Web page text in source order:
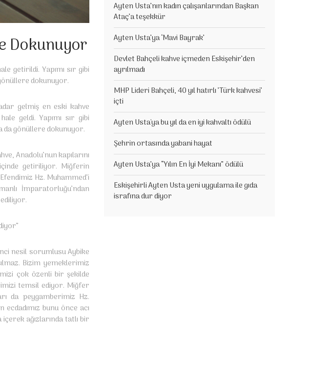
Dokunuyor
getirildi. Yapımı sır gibi
dokunuyor.
gelmiş en eski kahve
geldi. Yapımı sır gibi
da gönüllere dokunuyor.
Anadolu’nun kapılarını
getiriliyor. Miğferin
Hz. Muhammed’i
İmparatorluğu’ndan
nesil sorumlusu Aybike
Bizim yemeklerimiz
çok özenli bir şekilde
temsil ediyor. Miğfer
da peygamberimiz Hz.
bunu önce acı
ağızlarında tatlı bir
Ayten Usta’nın kadın çalışanlarından Başkan
Ataç’a teşekkür
Ayten Usta’ya ‘Mavi Bayrak’
Devlet Bahçeli kahve içmeden Eskişehir’den
ayrılmadı
MHP Lideri Bahçeli, 40 yıl hatırlı ’Türk kahvesi’
içti
Ayten Usta'ya bu yıl da en iyi kahvaltı ödülü
Şehrin ortasında yabani hayat
Ayten Usta’ya “Yılın En İyi Mekanı” ödülü
Eskişehirli Ayten Usta yeni uygulama ile gıda
israfına dur diyor